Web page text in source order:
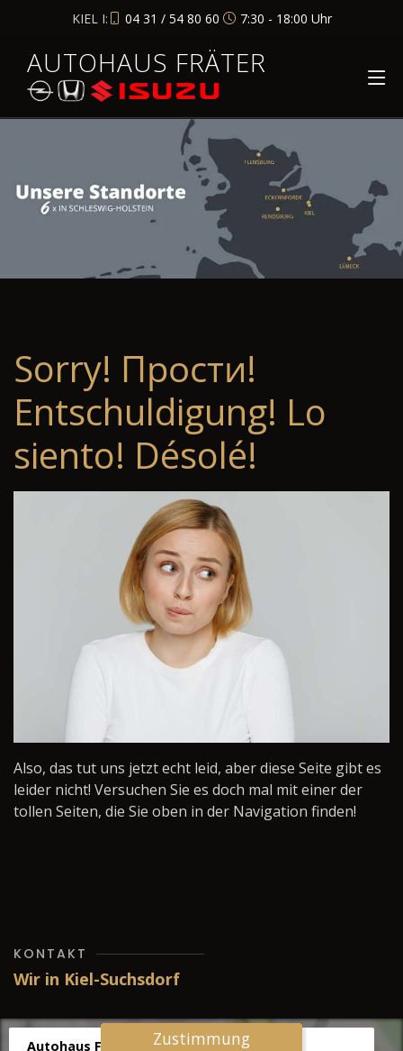
KIEL I: 04 31 / 54 80 60 7:30 - 18:00 Uhr
AUTOHAUS FRÄTER
Sorry! Прости!
Entschuldigung! Lo
siento! Désolé!
Also, das tut uns jetzt echt leid, aber diese Seite gibt es
leider nicht! Versuchen Sie es doch mal mit einer der
tollen Seiten, die Sie oben in der Navigation finden!
KONTAKT
Wir in Kiel-Suchsdorf
Autohaus Fräter
Zustimmung